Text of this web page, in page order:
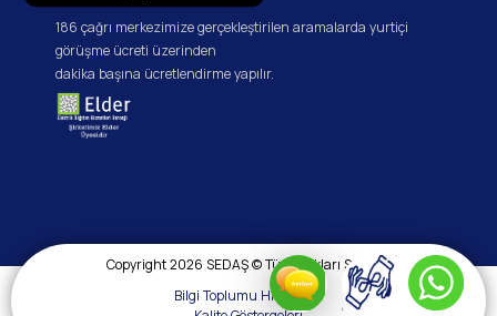
186 çağrı merkezimize gerçekleştirilen aramalarda yurtiçi
görüşme ücreti üzerinden
dakika başına ücretlendirme yapılır.
Copyright 2026 SEDAŞ © Tüm Hakları Saklıdır.
Bilgi Toplumu Hizmetleri